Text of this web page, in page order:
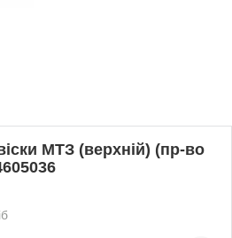
МТЗ (верхній) (пр-во